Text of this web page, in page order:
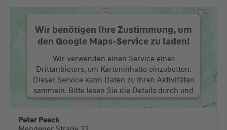
Wir benötigen Ihre Zustimmung, um
den Google Maps-Service zu laden!
Wir verwenden einen Service eines
Drittanbieters, um Karteninhalte einzubetten.
Dieser Service kann Daten zu Ihren Aktivitäten
sammeln. Bitte lesen Sie die Details durch und
stimmen Sie der Nutzung des Service zu, um
diese Karte anzuzeigen.
Peter Peeck